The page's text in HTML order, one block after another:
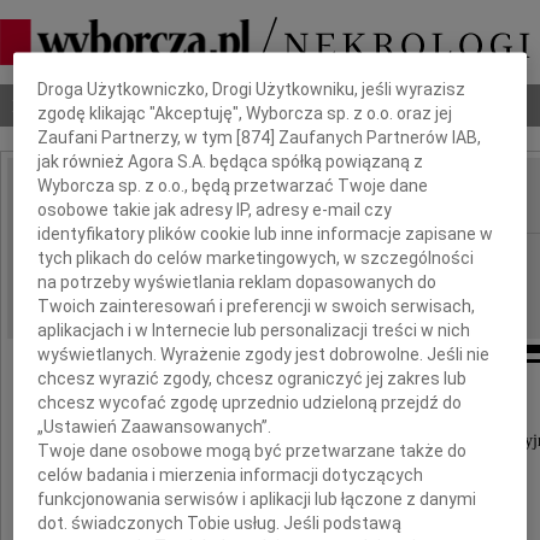
Nekrologi Odeszli Poradnik pogrzebowy
IMIĘ I NAZWISKO:
REGION: Kraków
DATA EMISJI: 24.11.2009
Przyjaciele i koledzy
z Rodzinnych Ośrodków Diagnostyczno-
proszą o udział we mszy świętej i modlitwę
w intencji
Dbamy o Twoją prywatność
Droga Użytkowniczko, Drogi Użytkowniku, jeśli wyrazisz
zgodę klikając "Akceptuję", Wyborcza sp. z o.o. oraz jej
Zaufani Partnerzy, w tym [874 ] Zaufanych Partnerów IAB,
jak również Agora S.A. będąca spółką powiązaną z
Wyborcza sp. z o.o., będą przetwarzać Twoje dane
osobowe takie jak adresy IP, adresy e-mail czy
identyfikatory plików cookie lub inne informacje zapisane w
tych plikach do celów marketingowych, w szczególności
na potrzeby wyświetlania reklam dopasowanych do
Twoich zainteresowań i preferencji w swoich serwisach,
aplikacjach i w Internecie lub personalizacji treści w nich
wyświetlanych. Wyrażenie zgody jest dobrowolne. Jeśli nie
chcesz wyrazić zgody, chcesz ograniczyć jej zakres lub
chcesz wycofać zgodę uprzednio udzieloną przejdź do
„Ustawień Zaawansowanych”.
Twoje dane osobowe mogą być przetwarzane także do
celów badania i mierzenia informacji dotyczących
funkcjonowania serwisów i aplikacji lub łączone z danymi
dot. świadczonych Tobie usług. Jeśli podstawą